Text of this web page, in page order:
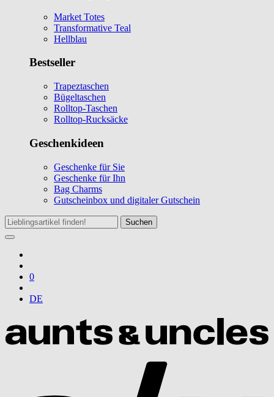
Market Totes
Transformative Teal
Hellblau
Bestseller
Trapeztaschen
Bügeltaschen
Rolltop-Taschen
Rolltop-Rucksäcke
Geschenkideen
Geschenke für Sie
Geschenke für Ihn
Bag Charms
Gutscheinbox und digitaler Gutschein
Suchen
0
DE